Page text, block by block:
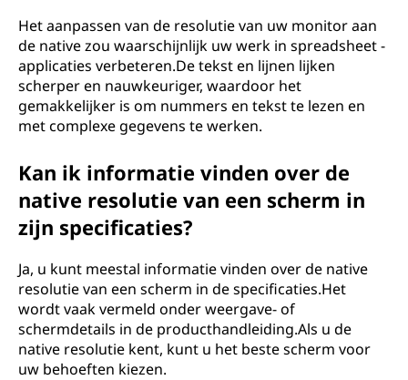
Het aanpassen van de resolutie van uw monitor aan
de native zou waarschijnlijk uw werk in spreadsheet -
applicaties verbeteren.De tekst en lijnen lijken
scherper en nauwkeuriger, waardoor het
gemakkelijker is om nummers en tekst te lezen en
met complexe gegevens te werken.
Kan ik informatie vinden over de
native resolutie van een scherm in
zijn specificaties?
Ja, u kunt meestal informatie vinden over de native
resolutie van een scherm in de specificaties.Het
wordt vaak vermeld onder weergave- of
schermdetails in de producthandleiding.Als u de
native resolutie kent, kunt u het beste scherm voor
uw behoeften kiezen.